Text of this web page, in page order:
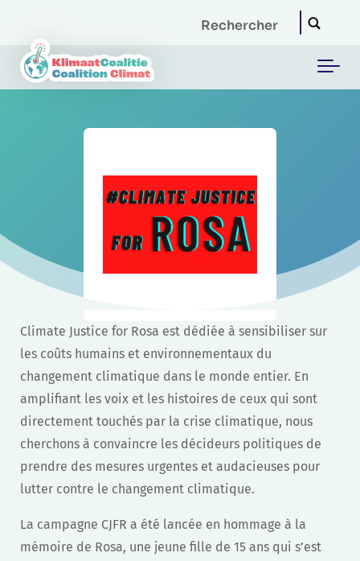
Climate Justice for Rosa est dédiée à sensibiliser sur
les coûts humains et environnementaux du
changement climatique dans le monde entier. En
amplifiant les voix et les histoires de ceux qui sont
directement touchés par la crise climatique, nous
cherchons à convaincre les décideurs politiques de
prendre des mesures urgentes et audacieuses pour
lutter contre le changement climatique.
La campagne CJFR a été lancée en hommage à la
mémoire de Rosa, une jeune fille de 15 ans qui s’est